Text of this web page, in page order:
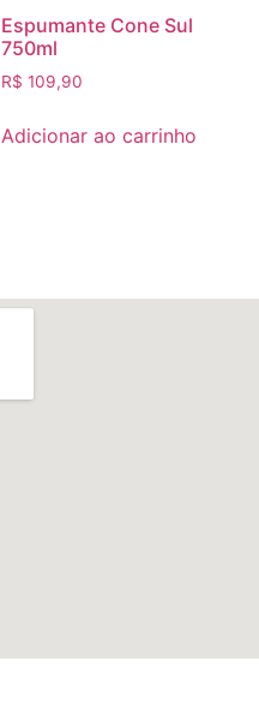
Espumante Cone Sul
750ml
R$ 109,90
Adicionar ao carrinho